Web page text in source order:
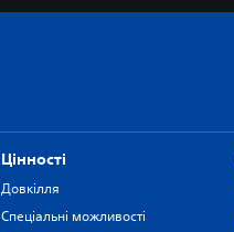
Цiнностi
Довкілля
Спеціальні можливості